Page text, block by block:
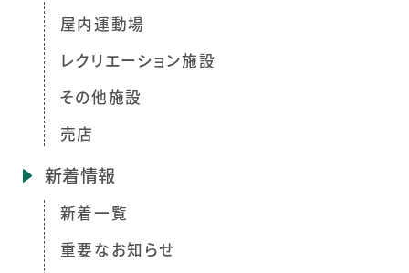
屋内運動場
レクリエーション施設
その他施設
売店
新着情報
新着一覧
重要なお知らせ